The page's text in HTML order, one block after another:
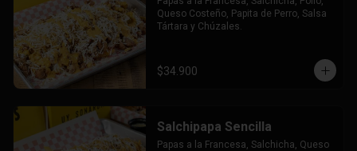
Queso Costeño, Papita de Perro, Salsa
Tártara y Chúzales.
$34.900
Salchipapa Sencilla
Papas a la Francesa, Salchicha, Queso